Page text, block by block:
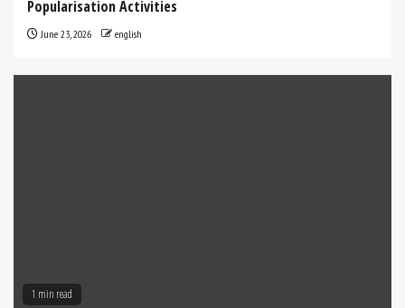
Popularisation Activities
June 23, 2026 english
1 min read